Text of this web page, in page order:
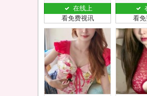
在线上
看免费视讯
看